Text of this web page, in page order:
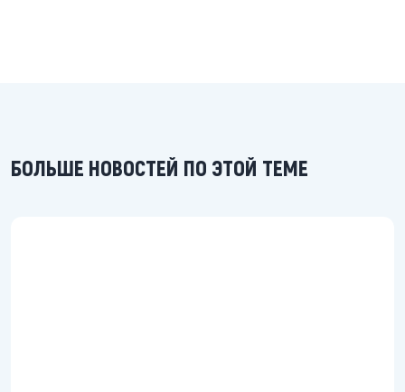
БОЛЬШЕ НОВОСТЕЙ ПО ЭТОЙ ТЕМЕ